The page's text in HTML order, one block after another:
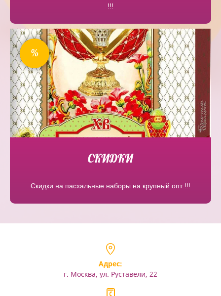
!!!
%
СКИДКИ
Скидки на пасхальные наборы на крупный опт !!!
Адрес:
г. Москва, ул. Руставели, 22